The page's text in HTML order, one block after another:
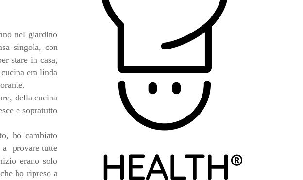
nel giardino
singola, con
stare in casa,
era linda
della cucina
e sopratutto
ho cambiato
a provare tutte
erano solo
ho ripreso a